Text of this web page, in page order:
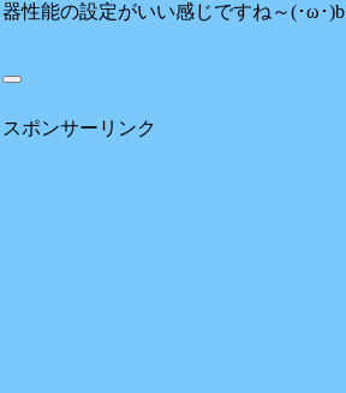
器性能の設定がいい感じですね～(･ω･)b
スポンサーリンク